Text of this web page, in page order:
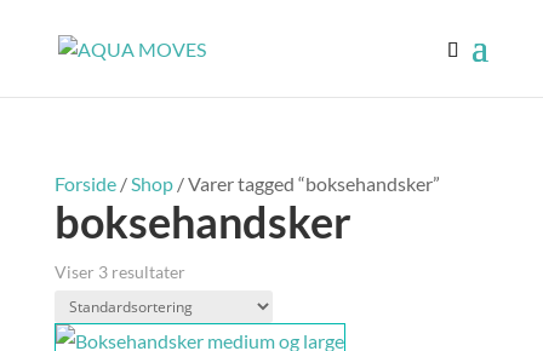
Forside/Shop/ Varer tagged “boksehandsker”
boksehandsker
Viser 3 resultater